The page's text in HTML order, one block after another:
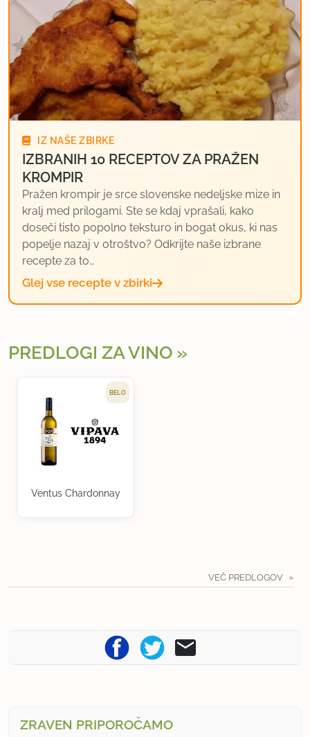
IZ NAŠE ZBIRKE
IZBRANIH 10 RECEPTOV ZA PRAŽEN
KROMPIR
Pražen krompir je srce slovenske nedeljske mize in
kralj med prilogami. Ste se kdaj vprašali, kako
doseči tisto popolno teksturo in bogat okus, ki nas
popelje nazaj v otroštvo? Odkrijte naše izbrane
recepte za to…
Glej vse recepte v zbirki
PREDLOGI ZA VINO
BELO
Ventus Chardonnay
VEČ PREDLOGOV
ZRAVEN PRIPOROČAMO